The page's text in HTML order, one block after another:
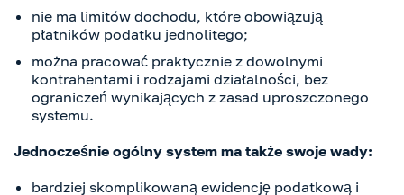
nie ma limitów dochodu, które obowiązują
płatników podatku jednolitego;
można pracować praktycznie z dowolnymi
kontrahentami i rodzajami działalności, bez
ograniczeń wynikających z zasad uproszczonego
systemu.
Jednocześnie ogólny system ma także swoje wady:
bardziej skomplikowaną ewidencję podatkową i